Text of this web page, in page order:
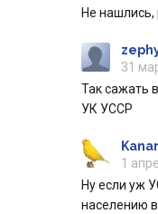
Не нашлись,
31
Так сажать
УК УССР
1
Ну если уж
населению